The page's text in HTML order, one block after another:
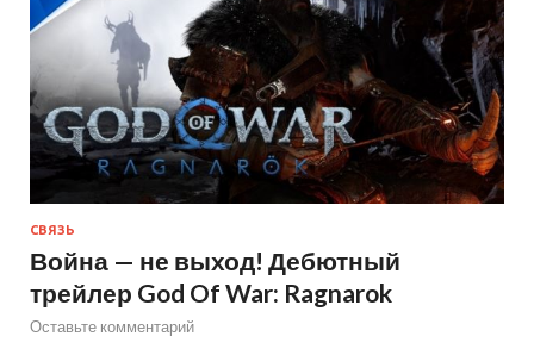
СВЯЗЬ
Война — не выход! Дебютный
трейлер God Of War: Ragnarok
Оставьте комментарий